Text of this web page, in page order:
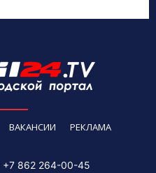
ВАКАНСИИ РЕКЛАМА
+7 862 264-00-45